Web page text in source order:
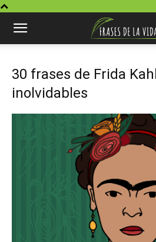
30 frases de Frida
inolvidables